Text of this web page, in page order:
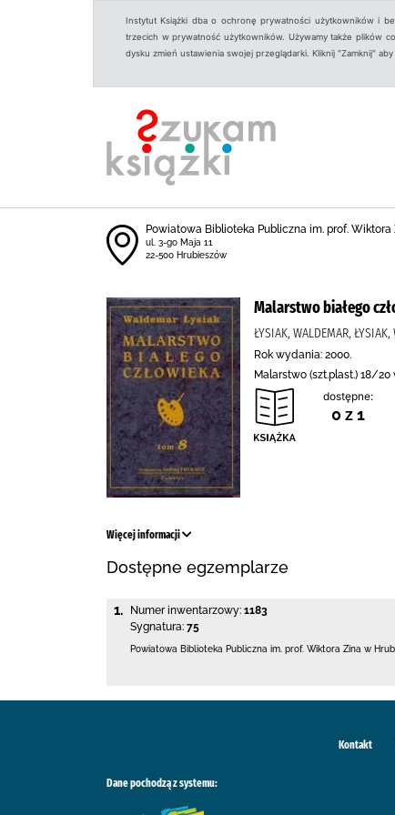
Instytut Książki dba o ochronę prywatności użytkowników i
trzecich w prywatność użytkowników. Używamy także plików
dysku zmień ustawienia swojej przeglądarki. Kliknij "Zamknij"
Powiatowa Biblioteka Publiczna im. prof.
ul. 3-go Maja 11
22-500 Hrubieszów
Malarstwo białego
ŁYSIAK, WALDEMAR, ŁYSIAK,
Rok wydania: 2000.
Malarstwo (szt.plast.) 18/
dostępne:
0 z 1
Więcej informacji
Dostępne egzemplarze
1. Numer inwentarzowy: 1183
Sygnatura: 75
Powiatowa Biblioteka Publiczna im. prof. Wiktora Zina w
Kontakt
Dane pochodzą z systemu: